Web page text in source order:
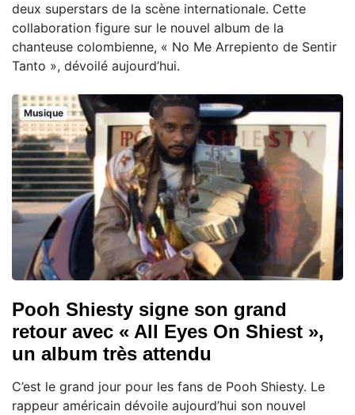
deux superstars de la scène internationale. Cette
collaboration figure sur le nouvel album de la
chanteuse colombienne, « No Me Arrepiento de Sentir
Tanto », dévoilé aujourd’hui.
Musique
Pooh Shiesty signe son grand
retour avec « All Eyes On Shiest »,
un album très attendu
C’est le grand jour pour les fans de Pooh Shiesty. Le
rappeur américain dévoile aujourd’hui son nouvel